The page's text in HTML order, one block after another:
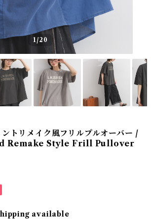
1/20
トリメイク風フリルプルオーバー /
Remake Style Frill Pullover
available